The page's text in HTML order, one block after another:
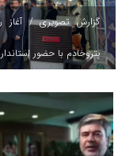
گزارش تصویری /
پتروخادم با حضور استاندار